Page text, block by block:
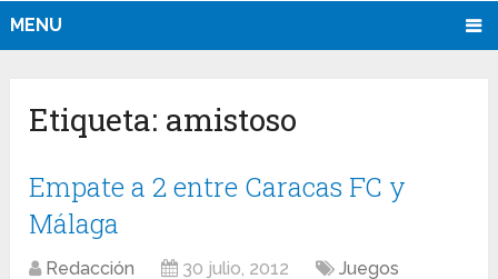
MENU
Etiqueta: amistoso
Empate a 2 entre Caracas FC y
Málaga
Redacción 30 julio, 2012
Juegos